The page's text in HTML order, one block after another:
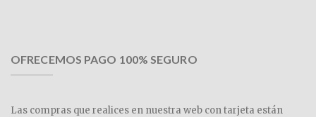
OFRECEMOS PAGO 100% SEGURO
Las compras que realices en nuestra web con tarjeta están